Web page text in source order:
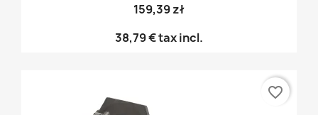
159,39 zł
38,79 €tax incl.
favorite_border